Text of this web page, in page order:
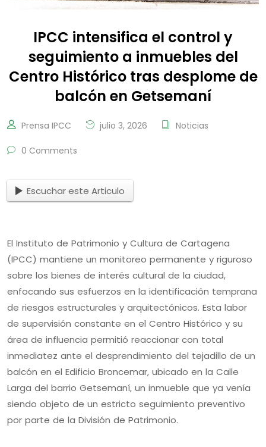
IPCC intensifica el control y
seguimiento a inmuebles del
Centro Histórico tras desplome de
balcón en Getsemaní
Prensa IPCC julio 3, 2026 Noticias
0 Comments
Escuchar este Articulo
El Instituto de Patrimonio y Cultura de Cartagena
(IPCC) mantiene un monitoreo permanente y riguroso
sobre los bienes de interés cultural de la ciudad,
enfocando sus esfuerzos en la identificación temprana
de riesgos estructurales y arquitectónicos. Esta labor
de supervisión constante en el Centro Histórico y su
área de influencia permitió reaccionar con total
inmediatez ante el desprendimiento del tejadillo de un
balcón en el Edificio Broncemar, ubicado en la Calle
Larga del barrio Getsemaní, un inmueble que ya venía
siendo objeto de un estricto seguimiento preventivo
por parte de la División de Patrimonio.